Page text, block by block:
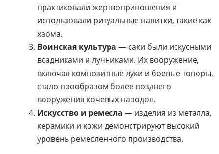
практиковали жертвоприношения и
использовали ритуальные напитки, такие как
хаома.
Воинская культура — саки были искусными
всадниками и лучниками. Их вооружение,
включая композитные луки и боевые топоры,
стало прообразом более позднего
вооружения кочевых народов.
Искусство и ремесла — изделия из металла,
керамики и кожи демонстрируют высокий
уровень ремесленного производства.